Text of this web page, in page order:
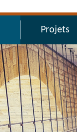
Projets